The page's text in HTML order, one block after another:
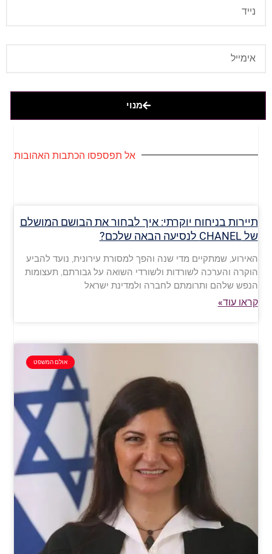
מנוי
אל תפספסו הכתבות האהובות
תיירות בניחוח יוקרתי: איך לבחור את הבושם המושלם
של CHANEL לנסיעה הבאה שלכם?
האירוע, שמתקיים מדי שנה והפך למסורת עירונית, נועד להביע
הוקרה והערכה לשורדות ולשורדי השואה על גבורתם, תעצומות
הנפש שלהם ותרומתם לחברה ולמדינת ישראל
קראו עוד»
אולם המשפט